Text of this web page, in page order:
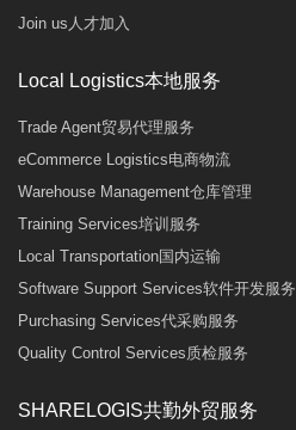
Join us人才加入
Local Logistics本地服务
Trade Agent贸易代理服务
eCommerce Logistics电商物流
Warehouse Management仓库管理
Training Services培训服务
Local Transportation国内运输
Software Support Services软件开发服务
Purchasing Services代采购服务
Quality Control Services质检服务
SHARELOGIS共勤外贸服务